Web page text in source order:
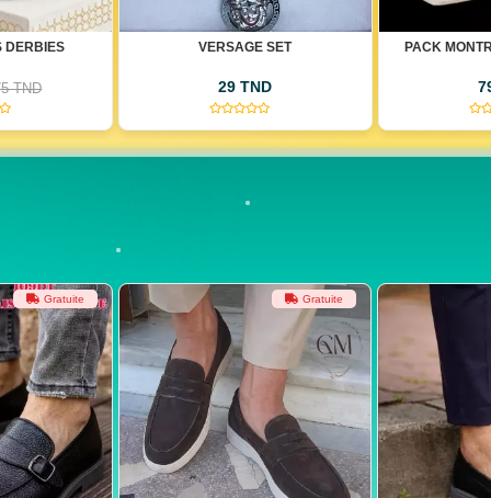
SET PACK MONTRE + PACK COEUR
79 TND
Gratuite Gratuite